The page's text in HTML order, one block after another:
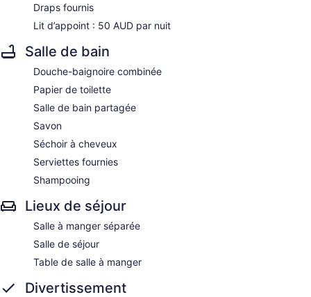
Draps fournis
Lit d’appoint : 50 AUD par nuit
Salle de bain
Douche-baignoire combinée
Papier de toilette
Salle de bain partagée
Savon
Séchoir à cheveux
Serviettes fournies
Shampooing
Lieux de séjour
Salle à manger séparée
Salle de séjour
Table de salle à manger
Divertissement